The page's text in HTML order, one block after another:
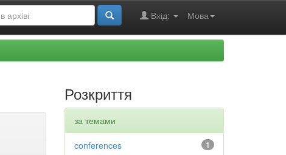
Мова
Вхід:
Розкриття
за темами
1
conferences